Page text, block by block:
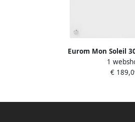
Eurom Mon Soleil
Infrarood
1
€